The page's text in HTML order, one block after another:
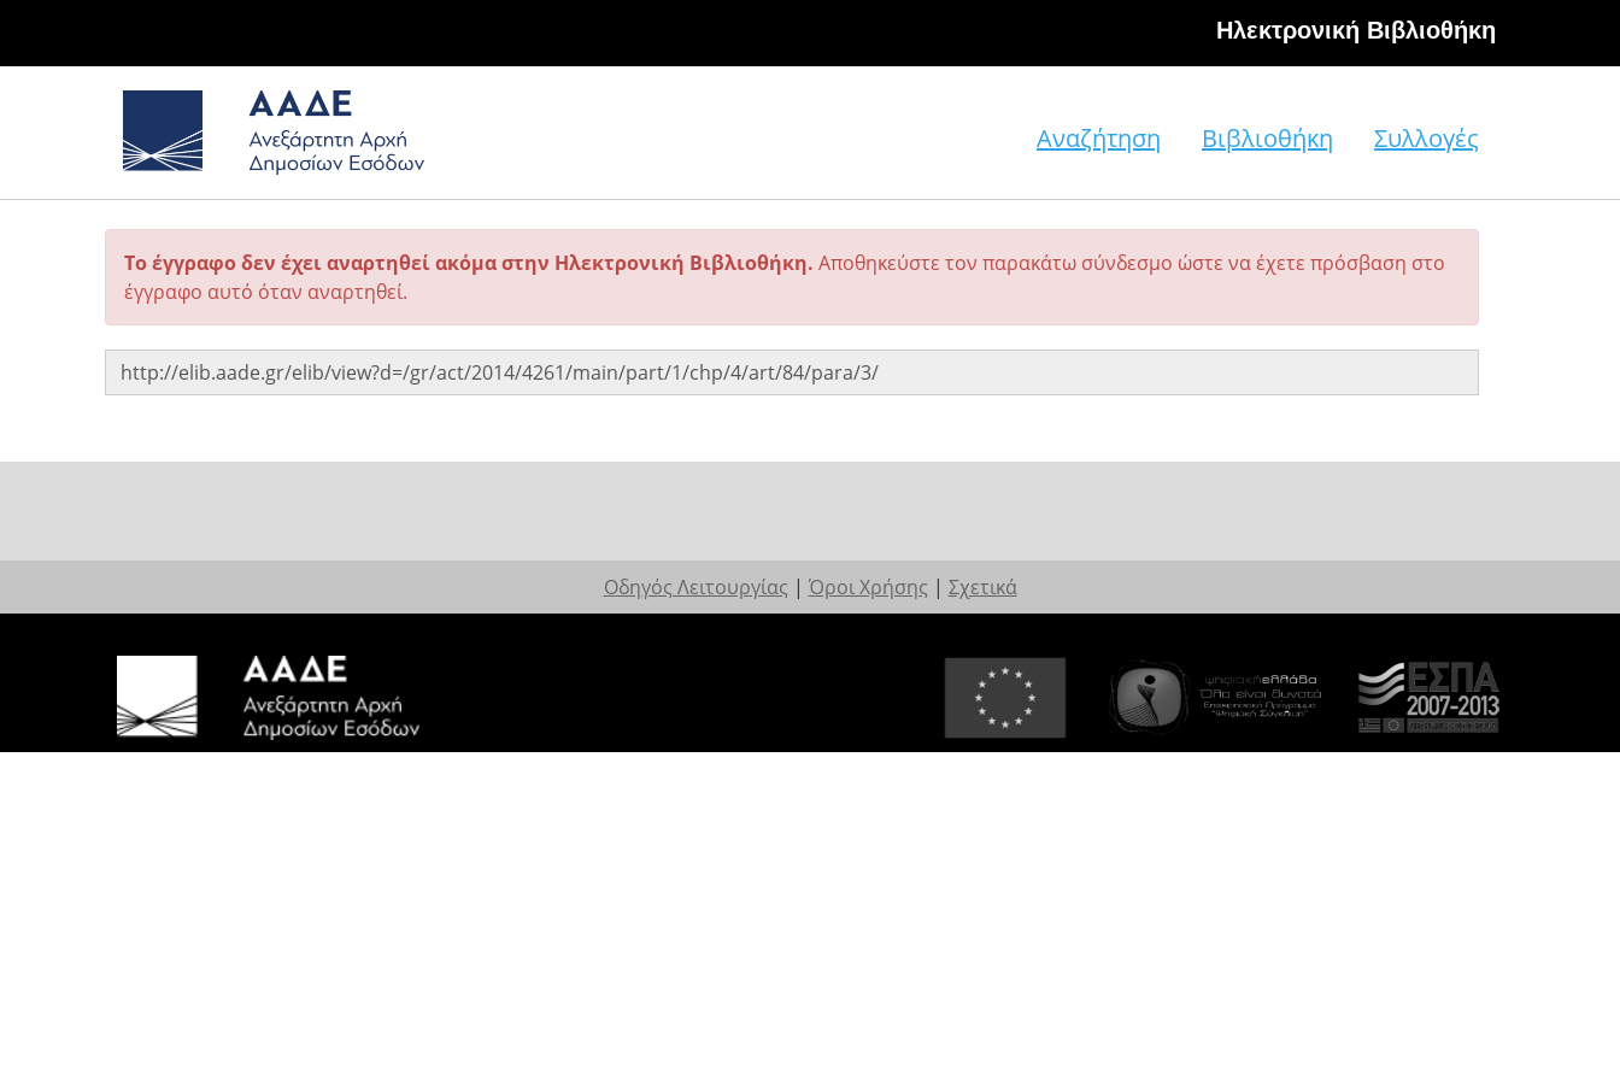
Hλεκτρονική Βιβλιοθήκη
Αναζήτηση Βιβλιοθήκη Συλλογές
Το έγγραφο δεν έχει αναρτηθεί ακόμα στην Ηλεκτρονική Βιβλιοθήκη. Αποθηκεύστε τον παρακάτω σύνδεσμο ώστε να έχετε πρόσβαση στο
έγγραφο αυτό όταν αναρτηθεί.
Οδηγός Λειτουργίας | Όροι Χρήσης | Σχετικά